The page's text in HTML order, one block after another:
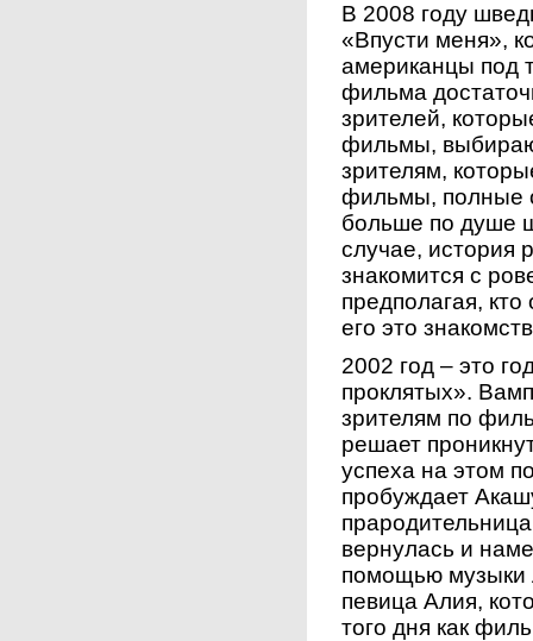
В 2008 году
«Впусти меня»,
американцы под
фильма
зрителей,
фильмы,
зрителям,
фильмы, полные
больше по душе
случае, история
знакомится с
предполагая,
его это
2002 год – это
проклятых».
зрителям по
решает
успеха на этом
пробуждает
вернулась и
помощью музыки
певица Алия,
того дня как